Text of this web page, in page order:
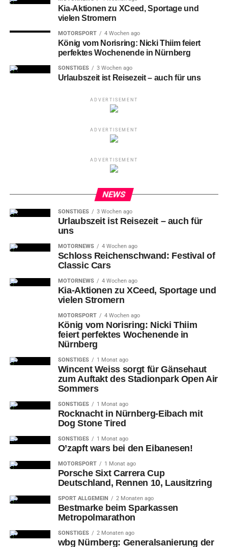
Kia-Aktionen zu XCeed, Sportage und
vielen Stromern
MOTORSPORT 4 Wochen ago
König vom Norisring: Nicki Thiim feiert
perfektes Wochenende in Nürnberg
SONSTIGES 3 Wochen ago
Urlaubszeit ist Reisezeit – auch für uns
ADVERTISEMENT
ADVERTISEMENT
ADVERTISEMENT
NEWS
SONSTIGES 3 Wochen ago
Urlaubszeit ist Reisezeit – auch für
uns
MOTORNEWS 4 Wochen ago
Schloss Reichenschwand: Festival of
Classic Cars
MOTORNEWS 4 Wochen ago
Kia-Aktionen zu XCeed, Sportage und
vielen Stromern
MOTORSPORT 4 Wochen ago
König vom Norisring: Nicki Thiim
feiert perfektes Wochenende in
Nürnberg
SONSTIGES 1 Monat ago
Wincent Weiss sorgt für Gänsehaut
zum Auftakt des Stadionpark Open Air
Sommers
SONSTIGES 1 Monat ago
Rocknacht in Nürnberg-Eibach mit
Dog Stone Tired
SONSTIGES 1 Monat ago
O’zapft wars bei den Eibanesen!
MOTORSPORT 1 Monat ago
Porsche Sixt Carrera Cup
Deutschland, Rennen 10, Lausitzring
SPORT ALLGEMEIN 2 Monaten ago
Bestmarke beim Sparkassen
Metropolmarathon
SONSTIGES 2 Monaten ago
wbg Nürnberg: Generalsanierung der